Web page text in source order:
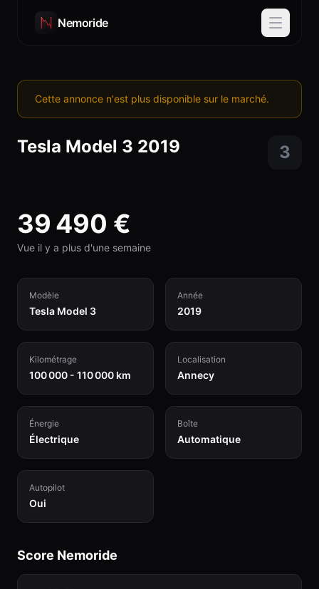
Nemoride
Cette annonce n'est plus disponible sur le marché.
Tesla Model 3 2019 3
39 490 €
Vue il y a plus d'une semaine
Modèle
Tesla Model 3
Année
2019
Kilométrage
100 000 - 110 000 km
Localisation
Annecy
Énergie
Électrique
Boîte
Automatique
Autopilot
Oui
Score Nemoride